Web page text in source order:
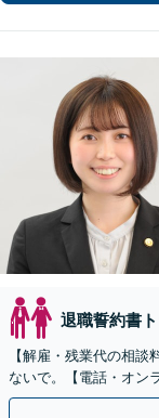
退職誓約書
【解雇・残業代の相
ないで。【電話・オン